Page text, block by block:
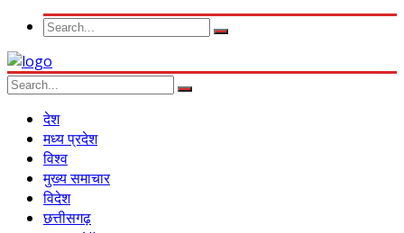
देश
मध्य प्रदेश
विश्व
मुख्य समाचार
विदेश
छत्तीसगढ़